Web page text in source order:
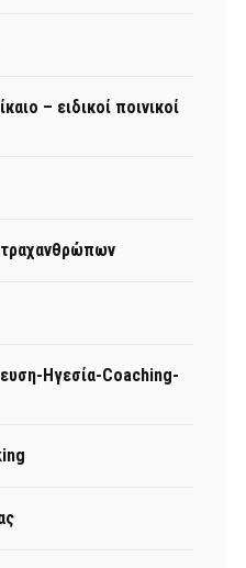
– ειδικοί ποινικοί
Ηγεσία-Coaching-